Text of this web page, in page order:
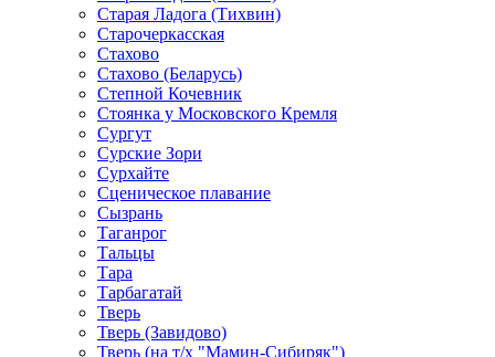
Старая Ладога (Тихвин)
Старочеркасская
Стахово
Стахово (Беларусь)
Степной Кочевник
Стоянка у Московского Кремля
Сургут
Сурские Зори
Сурхайте
Сценическое плавание
Сызрань
Таганрог
Тальцы
Тара
Тарбагатай
Тверь
Тверь (Завидово)
Тверь (на т/х "Мамин-Сибиряк")